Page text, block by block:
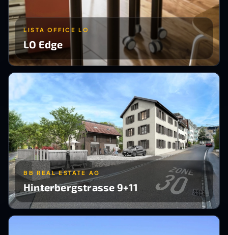
LISTA OFFICE LO
LO Edge
BB REAL ESTATE AG
Hinterbergstrasse 9+11